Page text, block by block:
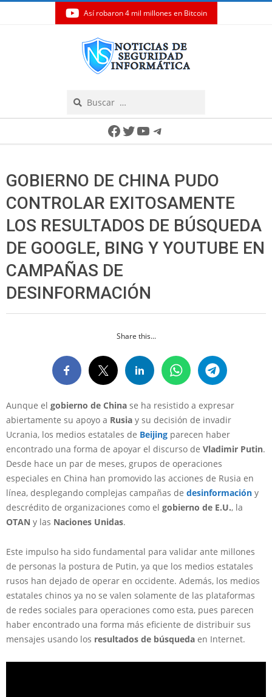
Así robaron 4 mil millones en Bitcoin
Facebook
Twitter
YouTube
Telegram
GOBIERNO DE CHINA PUDO
CONTROLAR EXITOSAMENTE
LOS RESULTADOS DE BÚSQUEDA
DE GOOGLE, BING Y YOUTUBE EN
CAMPAÑAS DE
DESINFORMACIÓN
Share this...
Aunque el gobierno de China se ha resistido a expresar
abiertamente su apoyo a Rusia y su decisión de invadir
Ucrania, los medios estatales de Beijing parecen haber
encontrado una forma de apoyar el discurso de Vladimir Putin.
Desde hace un par de meses, grupos de operaciones
especiales en China han promovido las acciones de Rusia en
línea, desplegando complejas campañas de desinformación y
descrédito de organizaciones como el gobierno de E.U., la
OTAN y las Naciones Unidas.
Este impulso ha sido fundamental para validar ante millones
de personas la postura de Putin, ya que los medios estatales
rusos han dejado de operar en occidente. Además, los medios
estatales chinos ya no se valen solamente de las plataformas
de redes sociales para operaciones como esta, pues parecen
haber encontrado una forma más eficiente de distribuir sus
mensajes usando los resultados de búsqueda en Internet.